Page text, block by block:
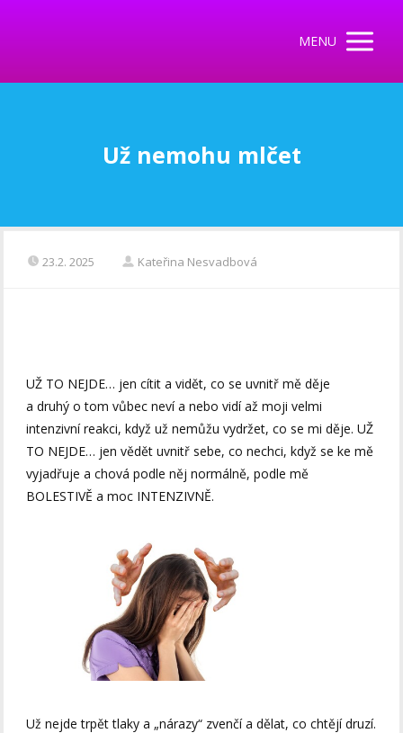
MENU
Už nemohu mlčet
23.2. 2025 Kateřina Nesvadbová
UŽ TO NEJDE… jen cítit a vidět, co se uvnitř mě děje
a druhý o tom vůbec neví a nebo vidí až moji velmi
intenzivní reakci, když už nemůžu vydržet, co se mi děje. UŽ
TO NEJDE… jen vědět uvnitř sebe, co nechci, když se ke mě
vyjadřuje a chová podle něj normálně, podle mě
BOLESTIVĚ a moc INTENZIVNĚ.
Už nejde trpět tlaky a „nárazy“ zvenčí a dělat, co chtějí druzí.